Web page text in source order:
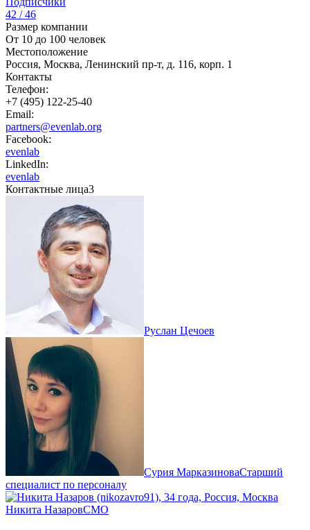
42 / 46
Размер компании
От 10 до 100 человек
Местоположение
Россия, Москва, Ленинский пр-т, д. 116, корп. 1
Контакты
Телефон:
+7 (495) 122-25-40
Email:
partners@evenlab.org
Facebook:
evenlab
LinkedIn:
evenlab
Контактные лица3
Руслан Цечоев
Сурия МарказиноваСтарший
специалист по персоналу
Никита НазаровCMO